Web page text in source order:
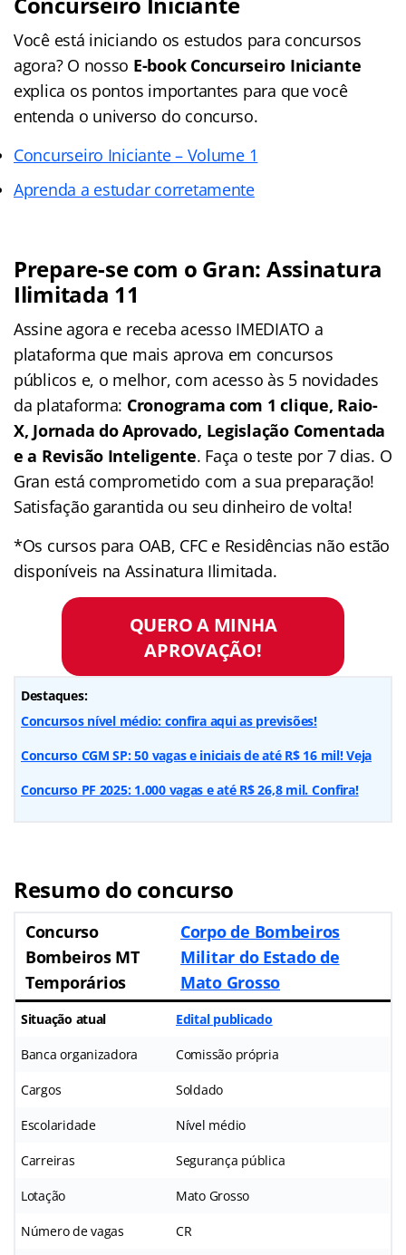
Você está iniciando os estudos para concursos
agora? O nosso E-book Concurseiro Iniciante
explica os pontos importantes para que você
entenda o universo do concurso.
Concurseiro Iniciante – Volume 1
Aprenda a estudar corretamente
Prepare-se com o Gran: Assinatura
Ilimitada 11
Assine agora e receba acesso IMEDIATO a
plataforma que mais aprova em concursos
públicos e, o melhor, com acesso às 5 novidades
da plataforma: Cronograma com 1 clique, Raio-
X, Jornada do Aprovado, Legislação Comentada
e a Revisão Inteligente. Faça o teste por 7 dias. O
Gran está comprometido com a sua preparação!
Satisfação garantida ou seu dinheiro de volta!
*Os cursos para OAB, CFC e Residências não estão
disponíveis na Assinatura Ilimitada.
QUERO A MINHA
APROVAÇÃO!
Destaques:
Concursos nível médio: confira aqui as previsões!
Concurso CGM SP: 50 vagas e iniciais de até R$ 16 mil! Veja
Concurso PF 2025: 1.000 vagas e até R$ 26,8 mil. Confira!
Resumo do concurso
Concurso
Bombeiros MT
Temporários
Corpo de Bombeiros
Militar do Estado de
Mato Grosso
Situação atual Edital publicado
Banca organizadora Comissão própria
Cargos Soldado
Escolaridade Nível médio
Carreiras Segurança pública
Lotação Mato Grosso
Número de vagas CR